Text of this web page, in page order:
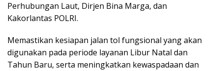
Perhubungan Laut, Dirjen Bina Marga, dan
Kakorlantas POLRI.
Memastikan kesiapan jalan tol fungsional yang akan
digunakan pada periode layanan Libur Natal dan
Tahun Baru, serta meningkatkan kewaspadaan dan